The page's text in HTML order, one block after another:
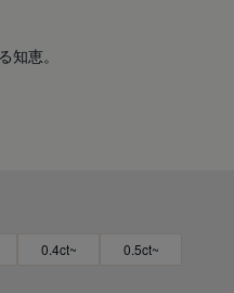
恵。
0.4ct~ 0.5ct~